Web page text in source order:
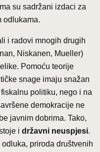
su sadržani izdaci za
odlukama.
i radovi mnogih drugih
Niskanen, Mueller)
Pomoću teorije
snage imaju snažan
politiku, nego i na
demokracije ne
javnim dobrima. Tako,
i državni neuspjesi.
priroda društvenih